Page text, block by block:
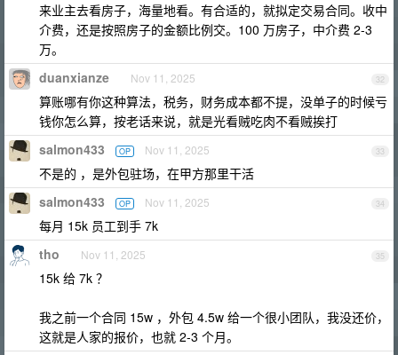
来业主去看房子，海量地看。有合适的，就拟定交易合同。收中
介费，还是按照房子的金额比例交。100 万房子，中介费 2-3
万。
32
duanxianze Nov 11, 2025
算账哪有你这种算法，税务，财务成本都不提，没单子的时候亏
钱你怎么算，按老话来说，就是光看贼吃肉不看贼挨打
33
salmon433 OP Nov 11, 2025
不是的 ，是外包驻场，在甲方那里干活
34
salmon433 OP Nov 11, 2025
每月 15k 员工到手 7k
35
tho Nov 11, 2025
15k 给 7k ？
我之前一个合同 15w ，外包 4.5w 给一个很小团队，我没还价，
这就是人家的报价，也就 2-3 个月。